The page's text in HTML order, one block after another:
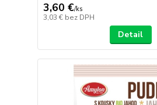
3,60 €/ks
3,03 € bez DPH
Detail